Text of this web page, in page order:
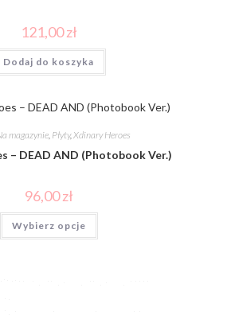
121,00zł
Dodaj do koszyka
magazynie, Płyty,Xdinary Heroes
– DEAD AND (Photobook Ver.)
96,00zł
Wybierz opcje